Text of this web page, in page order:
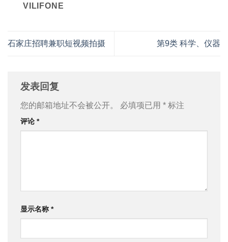
VILIFONE
石家庄招聘兼职短视频拍摄 第9类 科学、仪器
发表回复
您的邮箱地址不会被公开。 必填项已用 * 标注
评论 *
显示名称*